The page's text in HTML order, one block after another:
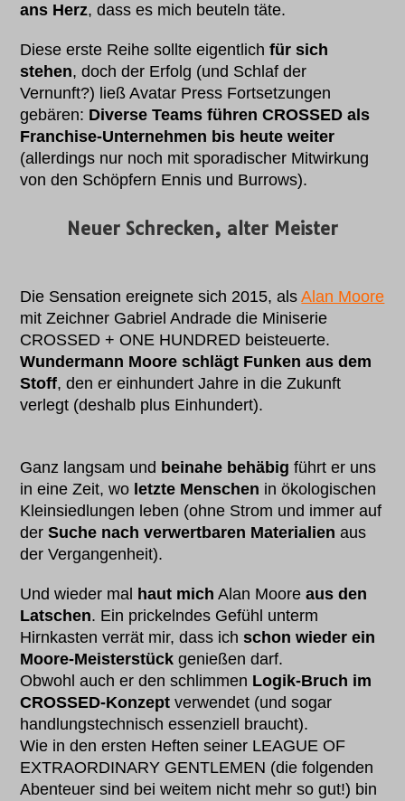
ans Herz, dass es mich beuteln täte.
Diese erste Reihe sollte eigentlichfür sich
stehen, doch der Erfolg (und Schlaf der
Vernunft?) ließ Avatar Press Fortsetzungen
gebären: Diverse Teams führen CROSSED als
Franchise-Unternehmen bis heute weiter
(allerdings nur noch mit sporadischer Mitwirkung
von den Schöpfern Ennis und Burrows).
Neuer Schrecken, alter Meister
Die Sensation ereignete sich 2015, alsAlan Moore
mit Zeichner Gabriel Andrade die Miniserie
CROSSED + ONE HUNDRED beisteuerte.
Wundermann Moore schlägt Funken aus dem
Stoff, den er einhundert Jahre in die Zukunft
verlegt (deshalb plus Einhundert).
Ganz langsam und beinahe behäbig führt er uns
in eine Zeit, wo letzte Menschen in ökologischen
Kleinsiedlungen leben (ohne Strom und immer auf
derSuche nach verwertbaren Materialienaus
der Vergangenheit).
Und wieder mal haut mich Alan Mooreaus den
Latschen. Ein prickelndes Gefühl unterm
Hirnkasten verrät mir, dass ichschon wieder ein
Moore-Meisterstückgenießen darf.
Obwohl auch er den schlimmen Logik-Bruch im
CROSSED-Konzept verwendet (und sogar
handlungstechnisch essenziell braucht).
Wie in den ersten Heften seiner LEAGUE OF
EXTRAORDINARY GENTLEMEN (die folgenden
Abenteuer sind bei weitem nicht mehr so gut!) bin